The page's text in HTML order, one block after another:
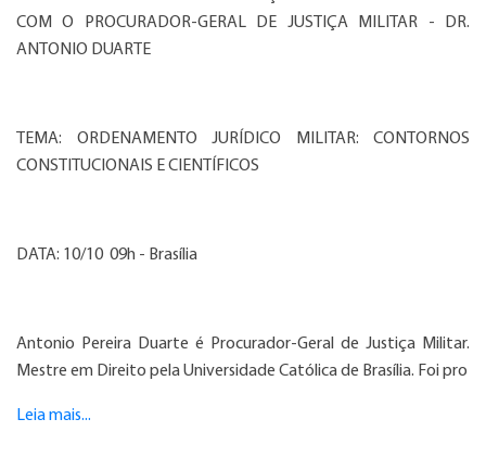
COM O PROCURADOR-GERAL DE JUSTIÇA MILITAR - DR.
ANTONIO DUARTE
TEMA: ORDENAMENTO JURÍDICO MILITAR: CONTORNOS
CONSTITUCIONAIS E CIENTÍFICOS
DATA: 10/10 09h - Brasília
Antonio Pereira Duarte é Procurador-Geral de Justiça Militar.
Mestre em Direito pela Universidade Católica de Brasília. Foi pro
Leia mais...